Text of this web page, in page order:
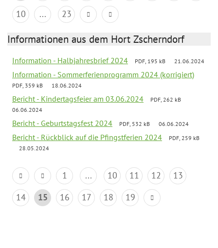
10
... 23
Informationen aus dem Hort Zscherndorf
Information - Halbjahresbrief 2024 PDF, 195 kB 21.06.2024
Information - Sommerferienprogramm 2024 (korrigiert)
PDF, 359 kB 18.06.2024
Bericht - Kindertagsfeier am 03.06.2024
PDF, 262 kB
06.06.2024
Bericht - Geburtstagsfest 2024 PDF, 532 kB 06.06.2024
Bericht - Rückblick auf die Pfingstferien 2024
PDF, 259 kB
28.05.2024
1 ... 10 11 12
13
14
15 16 17 18 19